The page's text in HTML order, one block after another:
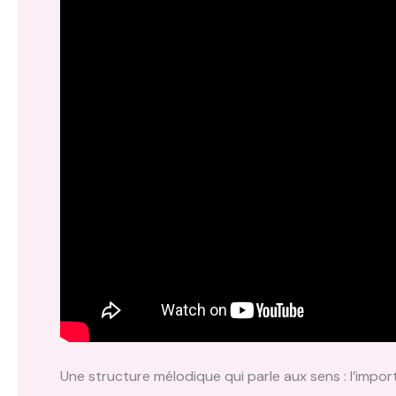
Une structure mélodique qui parle aux sens :